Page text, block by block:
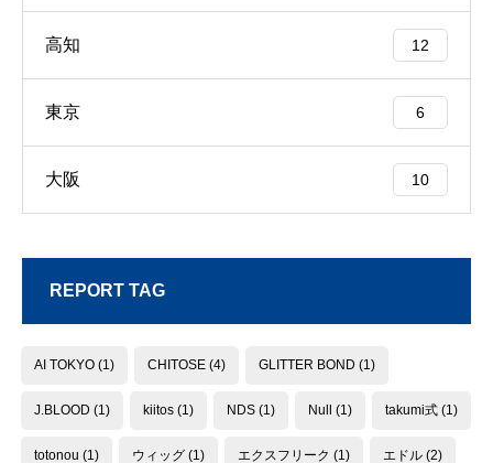
高知 12
東京 6
大阪 10
REPORT TAG
AI TOKYO (1) CHITOSE (4) GLITTER BOND (1)
J.BLOOD (1) kiitos (1) NDS (1) Null (1) takumi式 (1)
totonou (1) ウィッグ (1) エクスフリーク (1) エドル (2)